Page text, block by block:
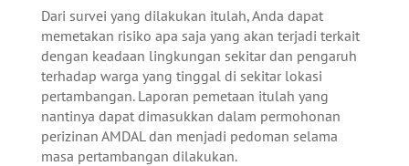
Dari survei yang dilakukan itulah, Anda dapat
memetakan risiko apa saja yang akan terjadi terkait
dengan keadaan lingkungan sekitar dan pengaruh
terhadap warga yang tinggal di sekitar lokasi
pertambangan. Laporan pemetaan itulah yang
nantinya dapat dimasukkan dalam permohonan
perizinan AMDAL dan menjadi pedoman selama
masa pertambangan dilakukan.